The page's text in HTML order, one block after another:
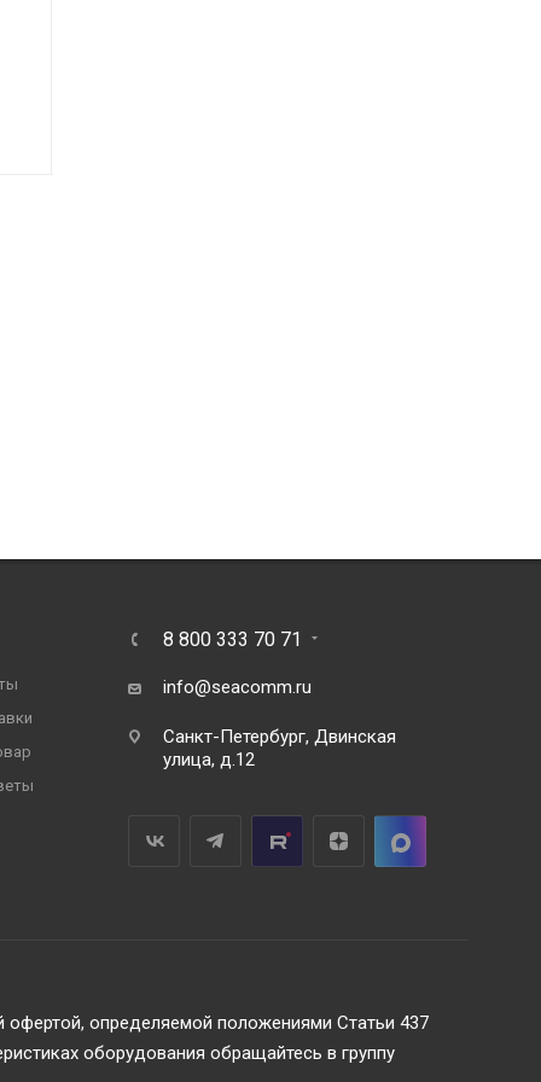
8 800 333 70 71
info@seacomm.ru
Санкт-Петербург, Двинская
улица, д.12
офертой, определяемой положениями Статьи 437
оборудования обращайтесь в группу